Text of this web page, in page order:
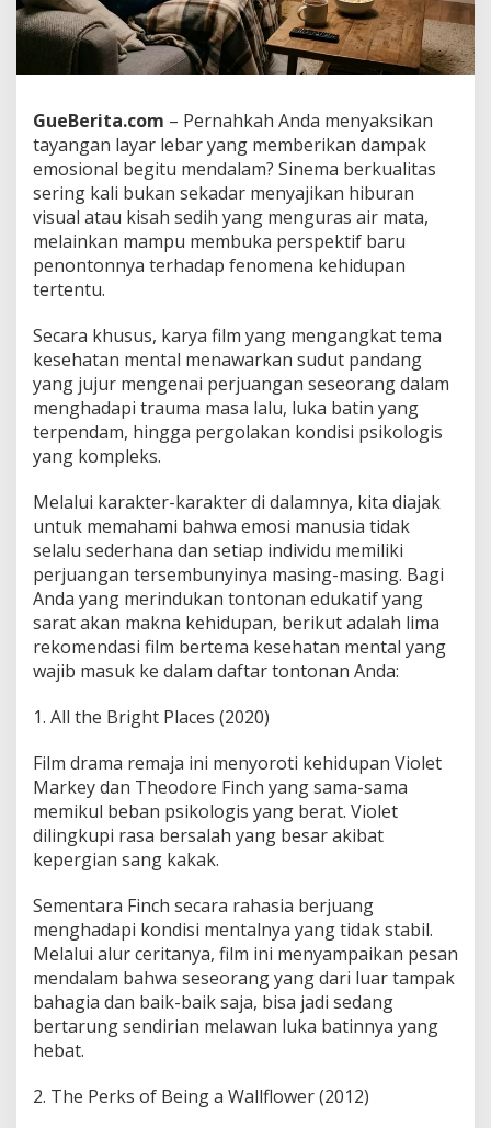
p
i
r
a
t
e
n
t
a
n
g
K
e
h
a
t
a
n
t
a
l
GueBerita.com – Pernahkah Anda menyaksikan
tayangan layar lebar yang memberikan dampak
emosional begitu mendalam? Sinema berkualitas
sering kali bukan sekadar menyajikan hiburan
visual atau kisah sedih yang menguras air mata,
melainkan mampu membuka perspektif baru
penontonnya terhadap fenomena kehidupan
tertentu.
Secara khusus, karya film yang mengangkat tema
kesehatan mental menawarkan sudut pandang
yang jujur mengenai perjuangan seseorang dalam
menghadapi trauma masa lalu, luka batin yang
terpendam, hingga pergolakan kondisi psikologis
yang kompleks.
Melalui karakter-karakter di dalamnya, kita diajak
untuk memahami bahwa emosi manusia tidak
selalu sederhana dan setiap individu memiliki
perjuangan tersembunyinya masing-masing. Bagi
Anda yang merindukan tontonan edukatif yang
sarat akan makna kehidupan, berikut adalah lima
rekomendasi film bertema kesehatan mental yang
wajib masuk ke dalam daftar tontonan Anda:
1. All the Bright Places (2020)
Film drama remaja ini menyoroti kehidupan Violet
Markey dan Theodore Finch yang sama-sama
memikul beban psikologis yang berat. Violet
dilingkupi rasa bersalah yang besar akibat
kepergian sang kakak.
Sementara Finch secara rahasia berjuang
menghadapi kondisi mentalnya yang tidak stabil.
Melalui alur ceritanya, film ini menyampaikan pesan
mendalam bahwa seseorang yang dari luar tampak
bahagia dan baik-baik saja, bisa jadi sedang
bertarung sendirian melawan luka batinnya yang
hebat.
2. The Perks of Being a Wallflower (2012)